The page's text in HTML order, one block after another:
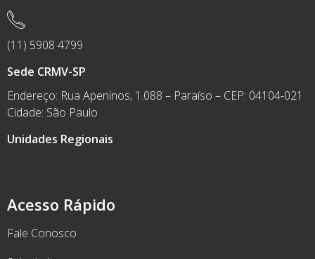
Acesso Rápido
Fale Conosco
(11) 5908 4799
Sede CRMV-SP
Endereço: Rua Apeninos, 1.088 – Paraíso – CEP: 04104-021
Cidade: São Paulo
Unidades Regionais